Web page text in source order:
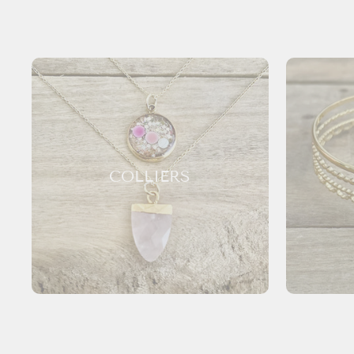
COLLIERS